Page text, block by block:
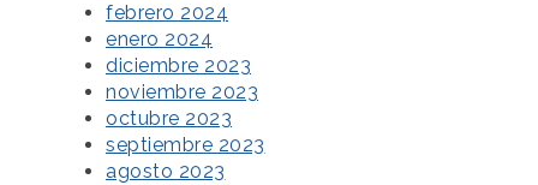
febrero 2024
enero 2024
diciembre 2023
noviembre 2023
octubre 2023
septiembre 2023
agosto 2023